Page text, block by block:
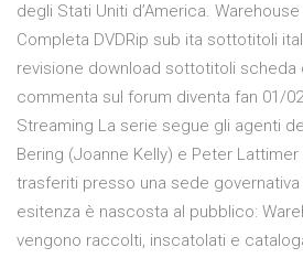
degli Stati Uniti d’America.
Completa DVDRip sub ita sottotitoli
revisione download sottotitoli scheda
commenta sul forum diventa fan 01/
Streaming La serie segue gli agenti
Bering (Joanne Kelly) e Peter
trasferiti presso una sede
esitenza è nascosta al pubblico:
vengono raccolti, inscatolati e